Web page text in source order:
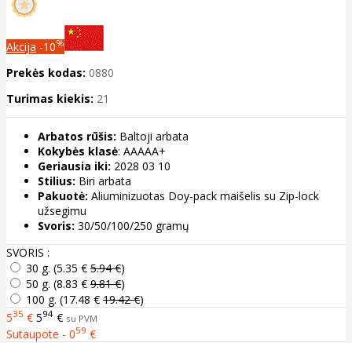
Akcija -10%
Prekės kodas: 0880
Turimas kiekis: 21
Arbatos rūšis: Baltoji arbata
Kokybės klasė: AAAAA+
Geriausia iki: 2028 03 10
Stilius: Biri arbata
Pakuotė: Aliuminizuotas Doy-pack maišelis su Zip-lock
užsegimu
Svoris: 30/50/100/250 gramų
SVORIS :
30 g. (5.35 € 5.94 €)
50 g. (8.83 € 9.81 €)
100 g. (17.48 € 19.42 €)
535 € 594 € su PVM
Sutaupote - 059 €